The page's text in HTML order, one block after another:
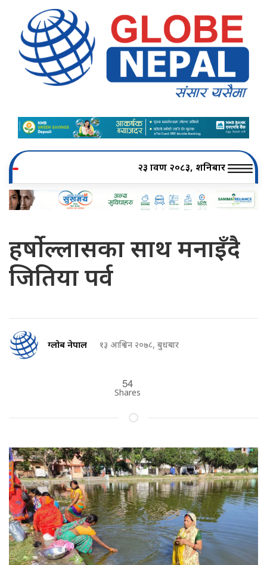
२३ श्रावण २०८३, शनिबार
हर्षोल्लासका साथ मनाइँदै
जितिया पर्व
ग्लोब नेपाल १३ आश्विन २०७८, बुधबार
54
Shares